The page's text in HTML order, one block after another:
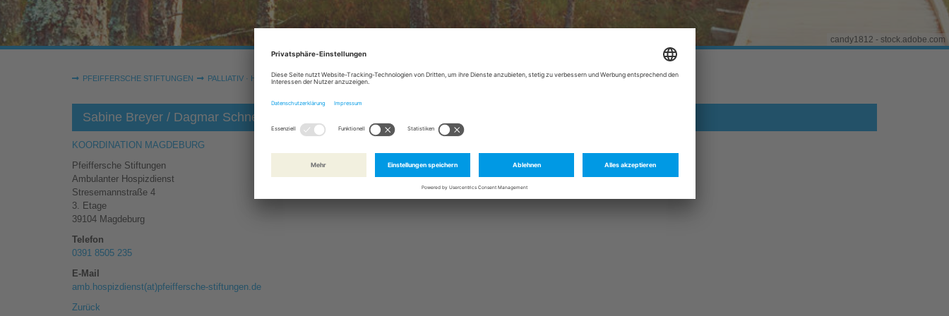
candy1812 - stock.adobe.com
Sie sind hier:
PFEIFFERSCHE STIFTUNGEN PALLIATIV · HOSPIZ AMBULANTER HOSPIZDIENST
Sabine Breyer / Dagmar Schneiß
KOORDINATION MAGDEBURG
Pfeiffersche Stiftungen
Ambulanter Hospizdienst
Stresemannstraße 4
3. Etage
39104 Magdeburg
Telefon
0391 8505 235
E-Mail
amb.hospizdienst(at)pfeiffersche-stiftungen.de
Zurück